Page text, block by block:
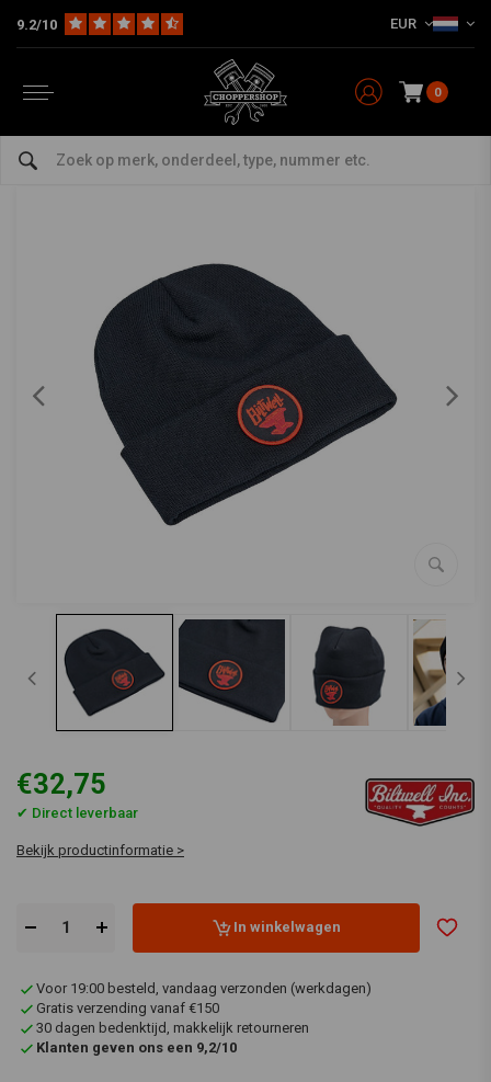
9.2/10 EUR
0
The Biker Petten Anvil Beanie Zwart/Rood - 97% Gerecycled Polyester, Klassieke Stijl
bekijk alles van Biltwell
Anvil Beanie Zwart/Rood - 97% Gerecycled
Polyester, Klassieke Stijl
0/5 (0 reviews)
€32,75
✔ Direct leverbaar
Bekijk productinformatie >
In winkelwagen
Voor 19:00 besteld, vandaag verzonden (werkdagen)
Gratis verzending vanaf €150
30 dagen bedenktijd, makkelijk retourneren
Klanten geven ons een 9,2/10